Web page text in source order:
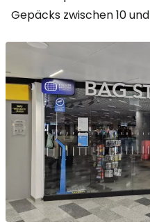
Gepäcks zwischen 10 und